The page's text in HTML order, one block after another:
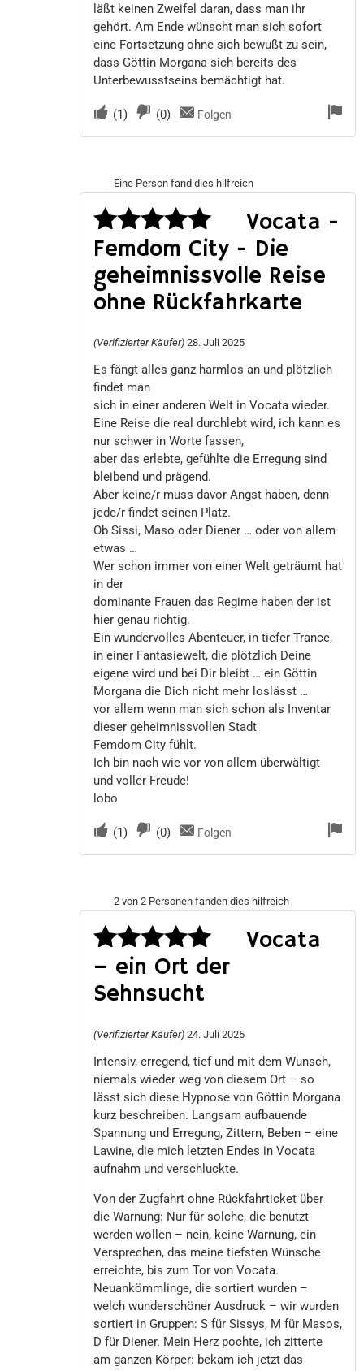
läßt keinen Zweifel daran, dass man ihr
gehört. Am Ende wünscht man sich sofort
eine Fortsetzung ohne sich bewußt zu sein,
dass Göttin Morgana sich bereits des
Unterbewusstseins bemächtigt hat.
(1) (0) Folgen
Eine Person fand dies hilfreich
Bewertet
mit5von 5
Vocata -
Femdom City - Die
geheimnissvolle Reise
ohne Rückfahrkarte
(Verifizierter Käufer) 28. Juli 2025
Es fängt alles ganz harmlos an und plötzlich
findet man
sich in einer anderen Welt in Vocata wieder.
Eine Reise die real durchlebt wird, ich kann es
nur schwer in Worte fassen,
aber das erlebte, gefühlte die Erregung sind
bleibend und prägend.
Aber keine/r muss davor Angst haben, denn
jede/r findet seinen Platz.
Ob Sissi, Maso oder Diener … oder von allem
etwas …
Wer schon immer von einer Welt geträumt hat
in der
dominante Frauen das Regime haben der ist
hier genau richtig.
Ein wundervolles Abenteuer, in tiefer Trance,
in einer Fantasiewelt, die plötzlich Deine
eigene wird und bei Dir bleibt … ein Göttin
Morgana die Dich nicht mehr loslässt …
vor allem wenn man sich schon als Inventar
dieser geheimnissvollen Stadt
Femdom City fühlt.
Ich bin nach wie vor von allem überwältigt
und voller Freude!
lobo
(1) (0) Folgen
2 von 2 Personen fanden dies hilfreich
Bewertet
mit5von 5
Vocata
– ein Ort der
Sehnsucht
(Verifizierter Käufer) 24. Juli 2025
Intensiv, erregend, tief und mit dem Wunsch,
niemals wieder weg von diesem Ort – so
lässt sich diese Hypnose von Göttin Morgana
kurz beschreiben. Langsam aufbauende
Spannung und Erregung, Zittern, Beben – eine
Lawine, die mich letzten Endes in Vocata
aufnahm und verschluckte.
Von der Zugfahrt ohne Rückfahrticket über
die Warnung: Nur für solche, die benutzt
werden wollen – nein, keine Warnung, ein
Versprechen, das meine tiefsten Wünsche
erreichte, bis zum Tor von Vocata.
Neuankömmlinge, die sortiert wurden –
welch wunderschöner Ausdruck – wir wurden
sortiert in Gruppen: S für Sissys, M für Masos,
D für Diener. Mein Herz pochte, ich zitterte
am ganzen Körper: bekam ich jetzt das